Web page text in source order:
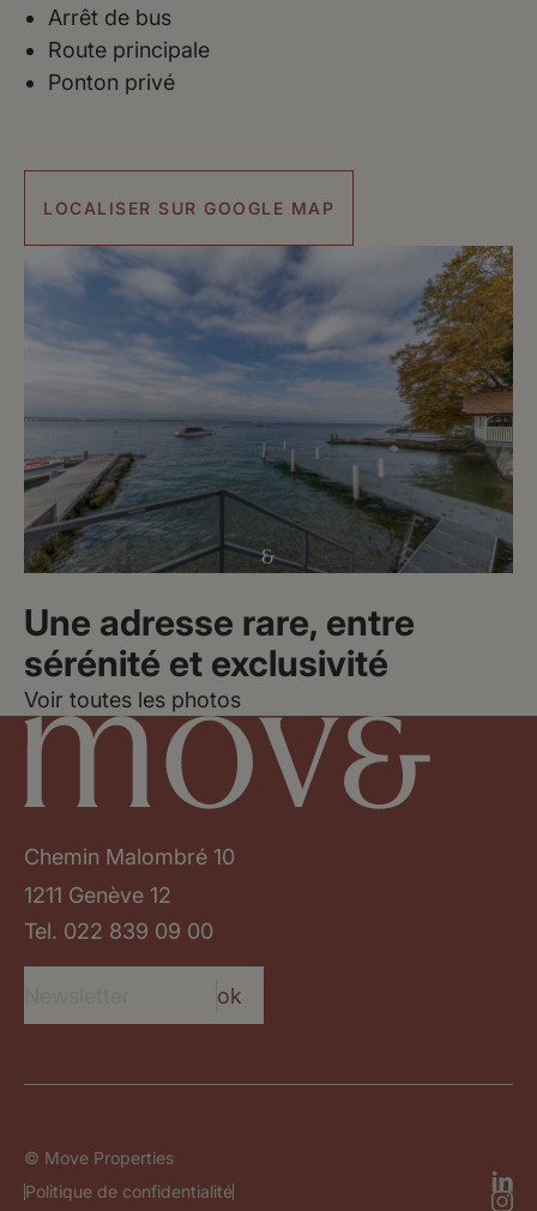
Arrêt de bus
Route principale
Ponton privé
LOCALISER SUR GOOGLE MAP
Une adresse rare, entre
sérénité et exclusivité
Voir toutes les photos
Chemin Malombré 10
1211 Genève 12
Tel. 022 839 09 00
ok
© Move Properties
Politique de confidentialité